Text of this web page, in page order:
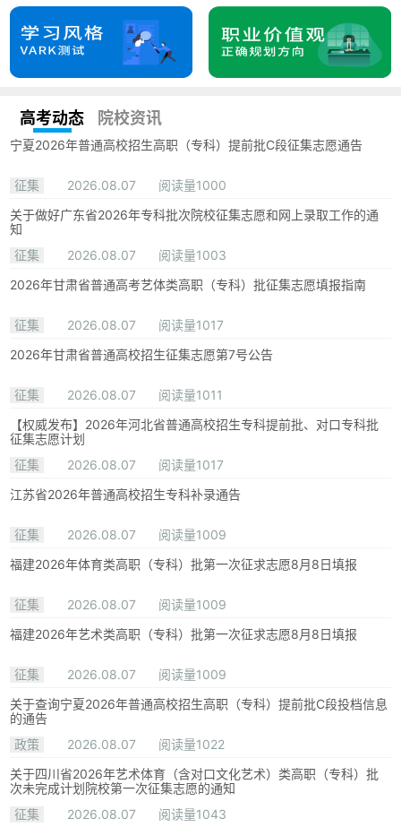
高考动态 院校资讯
宁夏2026年普通高校招生高职（专科）提前批C段征集志愿通告
征集 2026.08.07
阅读量1000
关于做好广东省2026年专科批次院校征集志愿和网上录取工作的通
知
征集
2026.08.07
阅读量1003
2026年甘肃省普通高考艺体类高职（专科）批征集志愿填报指南
征集 2026.08.07
阅读量1017
2026年甘肃省普通高校招生征集志愿第7号公告
征集 2026.08.07
阅读量1011
【权威发布】2026年河北省普通高校招生专科提前批、对口专科批
征集志愿计划
征集
2026.08.07
阅读量1017
江苏省2026年普通高校招生专科补录通告
征集 2026.08.07
阅读量1009
福建2026年体育类高职（专科）批第一次征求志愿8月8日填报
征集 2026.08.07
阅读量1009
福建2026年艺术类高职（专科）批第一次征求志愿8月8日填报
征集 2026.08.07
阅读量1009
关于查询宁夏2026年普通高校招生高职（专科）提前批C段投档信息
的通告
政策
2026.08.07
阅读量1022
关于四川省2026年艺术体育（含对口文化艺术）类高职（专科）批
次未完成计划院校第一次征集志愿的通知
征集
2026.08.07
阅读量1043